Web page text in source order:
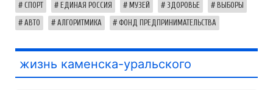
СПОРТ ЕДИНАЯ РОССИЯ МУЗЕЙ ЗДОРОВЬЕ ВЫБОРЫ
АВТО АЛГОРИТМИКА ФОНД ПРЕДПРИНИМАТЕЛЬСТВА
жизнь каменска-уральского